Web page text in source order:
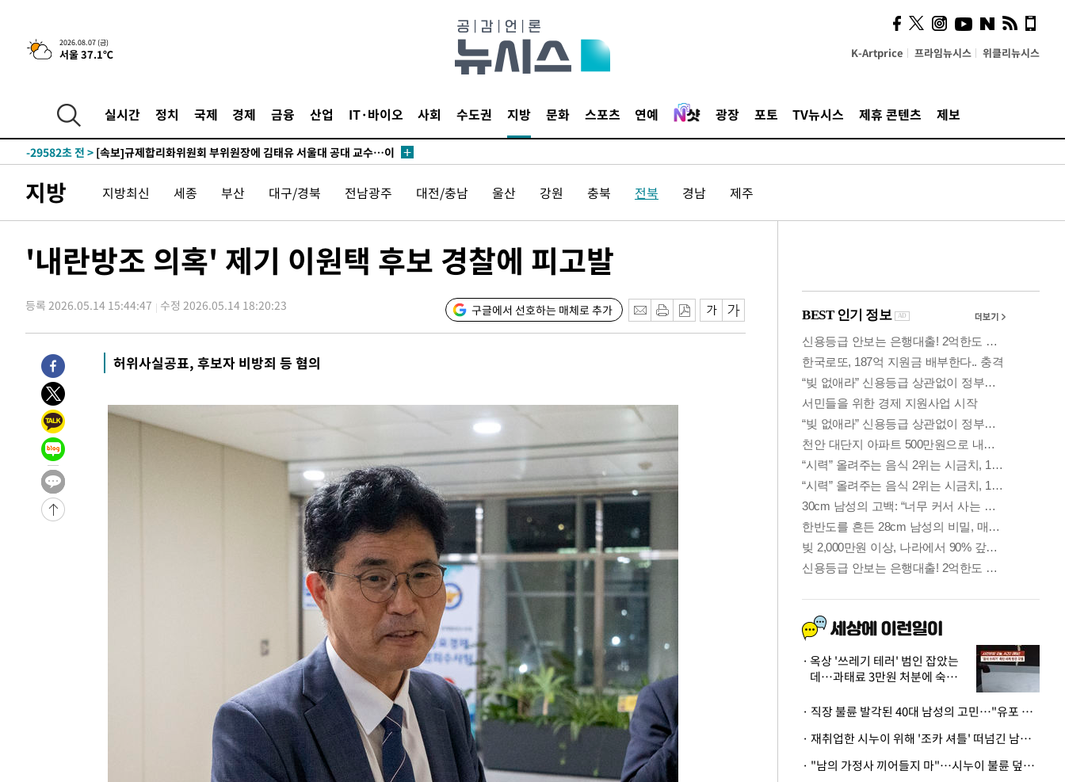
2026.08.07 (금)
서울 37.1℃ K-Artprice 프라임뉴시스 위클리뉴시스
실시간 정치 국제 경제 금융 산업 IT·바이오 사회 수도권 지방 문화 스포츠 연예 광장 포토 TV뉴시스 제휴 콘텐츠 제보
-2661초 전 > 이란, 호르무즈서 "적국 목표물들"과 대치로 남부 케슘섬에서 두차
-30589초 전 >
외신들도 주목한 韓축구 파문…"국민적 공분에 수사 재개"
-30560초 전 >
-29582초 전 > [속보]규제합리화위원회 부위원장에 김태유 서울대 공대 교수…이
-21265초 전 >
[속보] 7월 중국 수출 23.9%↑ 수입 27.5%↑…무역총액
-18425초 전 >[속보]'채상병 순직 책임' 임성근, 항소심도 징역 3년
-14891초 전 >민주 콩고 에볼라환자 4천명 돌파, 4053명 발생 1850명 사망
-13335초 전 >"미 전국적 살모네라 식중독 원인은 멕시코산 할라피뇨"-- CDC
-11848초 전 >[속보]경찰·노동부, HL만도 평택사업장 끼임 사망 관련 압수수색
-11729초 전 >
[속보]합수본, '투표율 허위 입력' 중앙·서울·경기도 선관위 등 9곳
압수수색
-11484초 전 >
[속보]원·달러 환율, 오전 9시 1423.8원
-11280초 전 >
-11266초 전 >
[속보]코스닥, 5.95포인트(0.74%) 상승한 807.62개장
-11234초 전 >
[속보]코스피, 6300선 재탈환…1.09% 오른 6365.07 개장
-8399초 전 >
시리아 다마스쿠스 교외에서 미니버스 폭발.. 14명 부상, 3명은 중태
-7697초 전 >
입추에도 극한더위…서울 낮 39도 '폭염중대경보'
-2661초 전 >
이란, 호르무즈서 "적국 목표물들"과 대치로 남부 케슘섬에서 두차
례 큰 폭발음
[속보]종합특검, '계엄 수용공간 확보' 신용해 前교정본부장 기소
외신들도 주목한 韓축구 파문…"국민적 공분에 수사 재개"
11시간 압수수색에 성접대 파문까지…'쑥대밭' 된 축구협회
[속보]규제합리화위원회 부위원장에 김태유 서울대 공대 교수…이
[속보]국힘 윤리위, '돌려차기 발언' 진종오·서범수 징계 절차 개시
[속보] 7월 중국 수출 23.9%↑ 수입 27.5%↑…무역총액
[속보]'채상병 순직 책임' 임성근, 항소심도 징역 3년
[속보]종합특검, '관저이전 봐주기 감사' 유병호 구속기소
민주 콩고 에볼라환자 4천명 돌파, 4053명 발생 1850명 사망
[속보]'300억원대 사기 혐의' 차가원 대표 구속 송치
"미 전국적 살모네라 식중독 원인은 멕시코산 할라피뇨"-- CDC
[속보]경찰·노동부, HL만도 평택사업장 끼임 사망 관련 압수수색
지방 지방최신 세종 부산 대구/경북 전남광주 대전/충남 울산 강원 충북 전북 경남 제주
'내란방조 의혹' 제기 이원택 후보 경찰에 피고발
등록 2026.05.14 15:44:47 수정 2026.05.14 18:20:23 구글에서 선호하는 매체로 추가
허위사실공표, 후보자 비방죄 등 혐의
시, 스마트폰 액세서리에
NFC 더했다
옥상 '쓰레기 테러' 범인 잡았는
데…과태료 3만원 처분에 숙박업
· 직장 불륜 발각된 40대 남성의 고민…"유포 동료 명예훼손·협박죄 고소 가능할까"
· 재취업한 시누이 위해 '조카 셔틀' 떠넘긴 남편…아내 "난 못한다"
· "남의 가정사 끼어들지 마"…시누이 불륜 덮으려는 남편에 억울한 아내